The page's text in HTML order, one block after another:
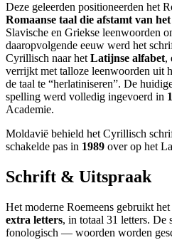
Deze geleerden positioneerden het
Romaanse taal die afstamt van
Slavische en Griekse leenwoorden
daaropvolgende eeuw werd het
Cyrillisch naar het Latijnse alfabet,
verrijkt met talloze leenwoorden uit
de taal te “herlatiniseren”. De
spelling werd volledig ingevoerd in
Academie.
Moldavië behield het Cyrillisch
schakelde pas in 1989 over op het
Schrift & Uitspraak
Het moderne Roemeens gebruikt het
extra letters, in totaal 31 letters. De
fonologisch — woorden worden